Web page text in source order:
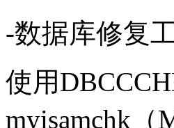
-数据库修复
使用
myisamchk